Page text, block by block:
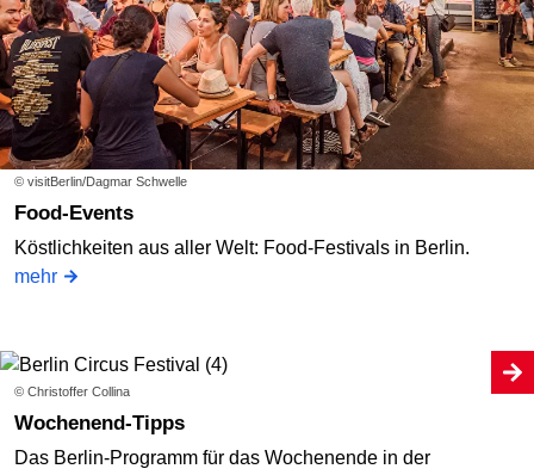
© visitBerlin/Dagmar Schwelle
Food-Events
Köstlichkeiten aus aller Welt: Food-Festivals in Berlin.
mehr
© Christoffer Collina
Wochenend-Tipps
Das Berlin-Programm für das Wochenende in der